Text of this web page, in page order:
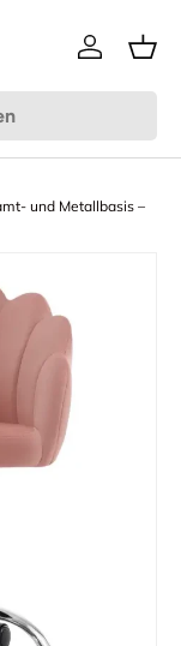
und Metallbasis –